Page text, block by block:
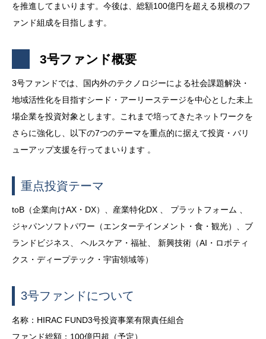
を推進してまいります。今後は、総額100億円を超える規模のフ
ァンド組成を目指します。
3号ファンド概要
3号ファンドでは、国内外のテクノロジーによる社会課題解決・
地域活性化を目指すシード・アーリーステージを中心とした未上
場企業を投資対象とします。これまで培ってきたネットワークを
さらに強化し、以下の7つのテーマを重点的に据えて投資・バリ
ューアップ支援を行ってまいります 。
重点投資テーマ
toB（企業向けAX・DX）、産業特化DX 、 プラットフォーム 、
ジャパンソフトパワー（エンターテインメント・食・観光）、ブ
ランドビジネス、 ヘルスケア・福祉、 新興技術（AI・ロボティ
クス・ディープテック・宇宙領域等）
3号ファンドについて
名称：HIRAC FUND3号投資事業有限責任組合
ファンド総額：100億円超（予定）